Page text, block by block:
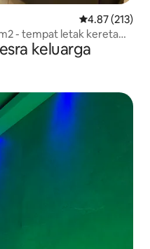
Penarafan
4.87 (213)
- tempat letak kereta
keluarga